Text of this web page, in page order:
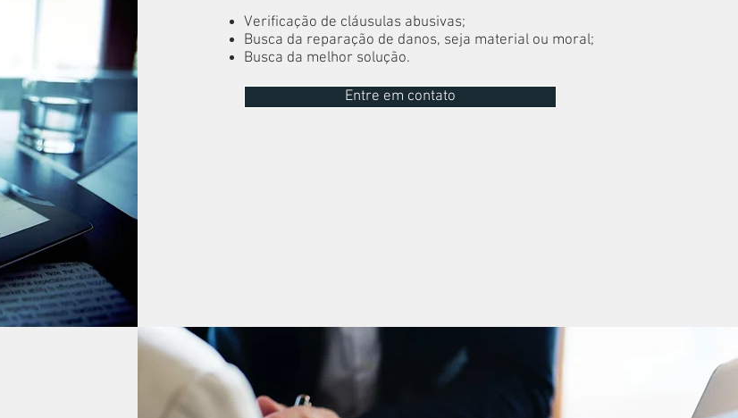
Verificação de cláusulas abusivas;
Busca da reparação de danos, seja material ou moral;
Busca da melhor solução.
Entre em contato